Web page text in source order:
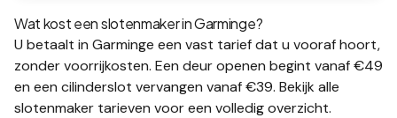
Wat kost een slotenmaker inGarminge?
U betaalt in Garminge een vast tarief dat u vooraf hoort,
zonder voorrijkosten. Een deur openen begint vanaf €49
en een cilinderslot vervangen vanaf €39. Bekijk alle
slotenmaker tarieven voor een volledig overzicht.